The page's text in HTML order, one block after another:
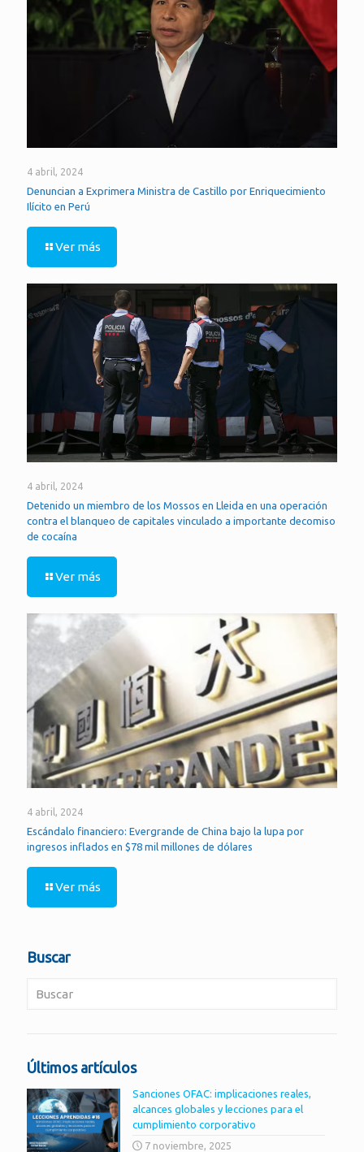
4 abril, 2024
Denuncian a Exprimera Ministra de Castillo por Enriquecimiento
Ilícito en Perú
Ver más
4 abril, 2024
Detenido un miembro de los Mossos en Lleida en una operación
contra el blanqueo de capitales vinculado a importante decomiso
de cocaína
Ver más
4 abril, 2024
Escándalo financiero: Evergrande de China bajo la lupa por
ingresos inflados en $78 mil millones de dólares
Ver más
Buscar
Últimos artículos
Sanciones OFAC: implicaciones reales,
alcances globales y lecciones para el
cumplimiento corporativo
7 noviembre, 2025